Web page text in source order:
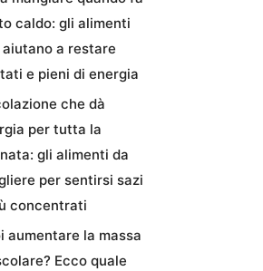
caldo: gli alimenti
a restare
e pieni di energia
che dà
per tutta la
gli alimenti da
per sentirsi sazi
concentrati
aumentare la massa
Ecco quale